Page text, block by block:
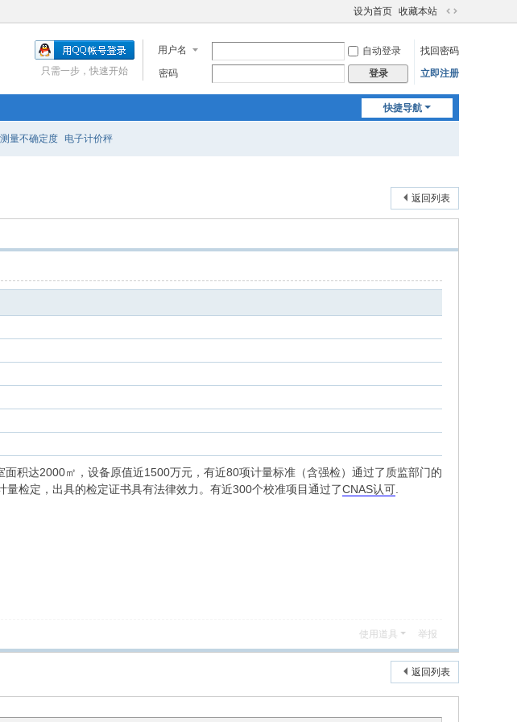
设为首页 收藏本站
切
到
宽
用户名 自动登录
找回密码
密码
登录 立即注册
只需一步，快速开始
快捷导航
测量不确定度 电子计价秤
返回列表
积达2000㎡，设备原值近1500万元，有近80项计量标准（含强检）通过了质监部门的
检定，出具的检定证书具有法律效力。有近300个校准项目通过了CNAS认可
使用道具 举报
返回列表